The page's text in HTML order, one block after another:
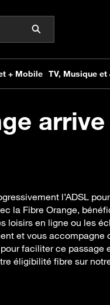
arrive
l’ADSL
la Fibre Orange,
loisirs en ligne ou les
et vous accompagne
faciliter ce passage
éligibilité fibre sur